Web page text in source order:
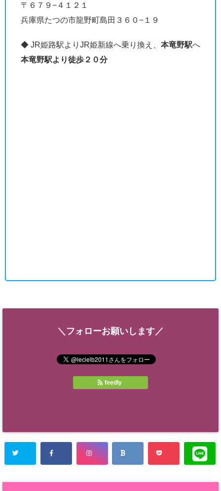
〒６７９−４１２１
兵庫県たつの市龍野町島田３６０−１９
◆ JR姫路駅よりJR姫新線へ乗り換え、 本竜野駅へ
本竜野駅より徒歩２０分
＼フォローお願いします／
feedly